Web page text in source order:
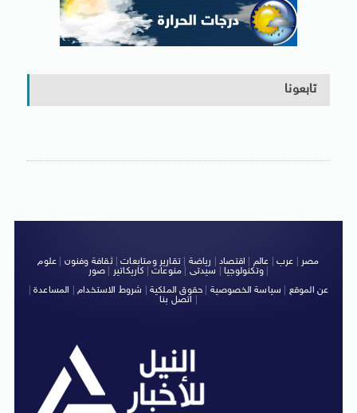
تابعونا
مصر عرب عالم اقتصاد رياضة |تقارير ومتابعات|ثقافة وفنون
علوم
وتكنولوجيا| سيدتى منوعات كاريكاتير صور
|
عن الموقع
سياسة الخصوصية حقوق الملكية شروط الاستخدام| المساعدة|
اتصل بنا